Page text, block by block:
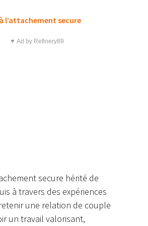
l’attachement secure
▼ Ad by Refinery89
secure hérité de
à travers des expériences
une relation de couple
un travail valorisant,